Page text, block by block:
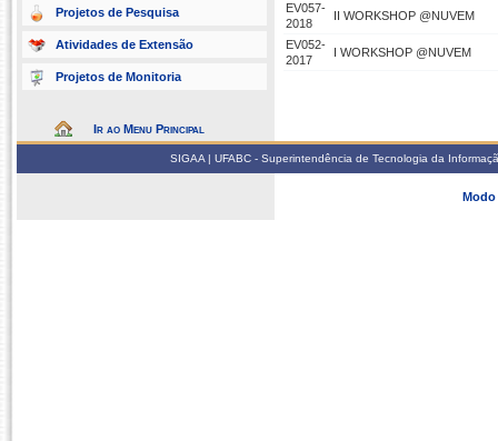
Projetos de Pesquisa
Atividades de Extensão
Projetos de Monitoria
Ir ao Menu Principal
EV057-
2018
II WORKSHOP @NUVEM
EV052-
2017
I WORKSHOP @NUVEM
SIGAA | UFABC - Superintendência de Tecnologia da
Modo